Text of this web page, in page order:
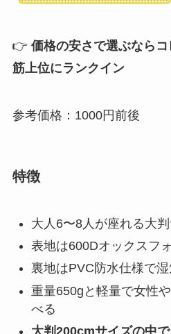
👉 価格の安さで選ぶなら
筋上位にランクイン
参考価格：1000円前後
特徴
大人6〜8人が座れる大
表地は600Dオックスフ
裏地はPVC防水仕様で湿
重量650gと軽量で女性
べる